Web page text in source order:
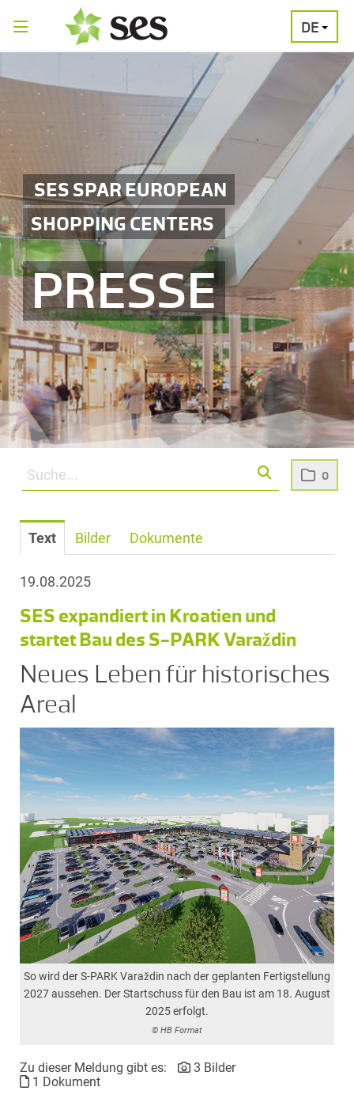
0
DE
SES SPAR EUROPEAN
SHOPPING CENTERS
PRESSE
PRESSEAUSSENDUNGEN
Text Bilder Dokumente
19.08.2025
SES expandiert in Kroatien und
startet Bau des S-PARK Varaždin
Neues Leben für historisches
Areal
So wird der S-PARK Varaždin nach der geplanten Fertigstellung
2027 aussehen. Der Startschuss für den Bau ist am 18. August
2025 erfolgt.
© HB Format
Zu dieser Meldung gibt es:
3 Bilder
1 Dokument